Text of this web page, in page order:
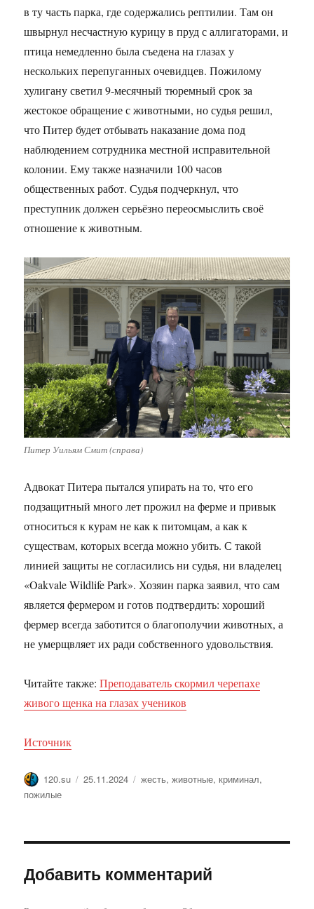
в ту часть парка, где содержались рептилии. Там он
швырнул несчастную курицу в пруд с аллигаторами, и
птица немедленно была съедена на глазах у
нескольких перепуганных очевидцев. Пожилому
хулигану светил 9-месячный тюремный срок за
жестокое обращение с животными, но судья решил,
что Питер будет отбывать наказание дома под
наблюдением сотрудника местной исправительной
колонии. Ему также назначили 100 часов
общественных работ. Судья подчеркнул, что
преступник должен серьёзно переосмыслить своё
отношение к животным.
Питер Уильям Смит (справа)
Адвокат Питера пытался упирать на то, что его
подзащитный много лет прожил на ферме и привык
относиться к курам не как к питомцам, а как к
существам, которых всегда можно убить. С такой
линией защиты не согласились ни судья, ни владелец
«Oakvale Wildlife Park». Хозяин парка заявил, что сам
является фермером и готов подтвердить: хороший
фермер всегда заботится о благополучии животных, а
не умерщвляет их ради собственного удовольствия.
Читайте также:Преподаватель скормил черепахе
живого щенка на глазах учеников
Источник
Автор
120.su Опубликовано
25.11.2024 Метки
жесть,животные, криминал,
пожилые
Добавить комментарий